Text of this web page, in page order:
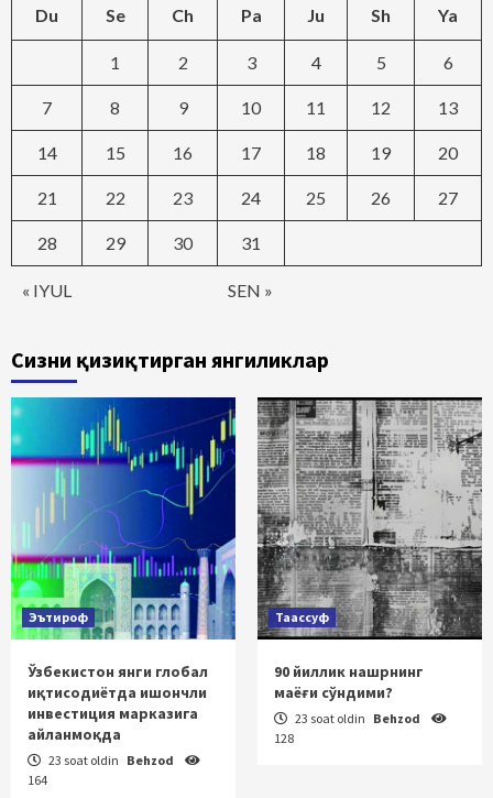
Du Se Ch Pa Ju Sh Ya
« IYUL SEN »
1 2 3 4 5 6
7 8 9 10 11 12 13
14 15 16 17 18 19 20
21 22 23 24 25 26 27
28 29 30 31
Сизни қизиқтирган янгиликлар
Эътироф
Ўзбекистон янги глобал
иқтисодиётда ишончли
инвестиция марказига
айланмоқда
23 soat oldin Behzod
164
Таассуф
90 йиллик нашрнинг
маёғи сўндими?
23 soat oldin Behzod
128